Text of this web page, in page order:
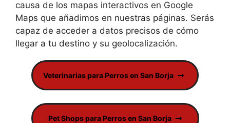
causa de los mapas interactivos en Google
Maps que añadimos en nuestras páginas. Serás
capaz de acceder a datos precisos de cómo
llegar a tu destino y su geolocalización.
Veterinarias para Perros en San Borja
Pet Shops para Perros en San Borja